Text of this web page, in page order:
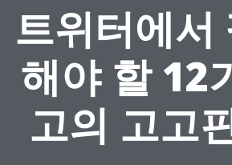
트위터에서
해야 할 12
고의 고고